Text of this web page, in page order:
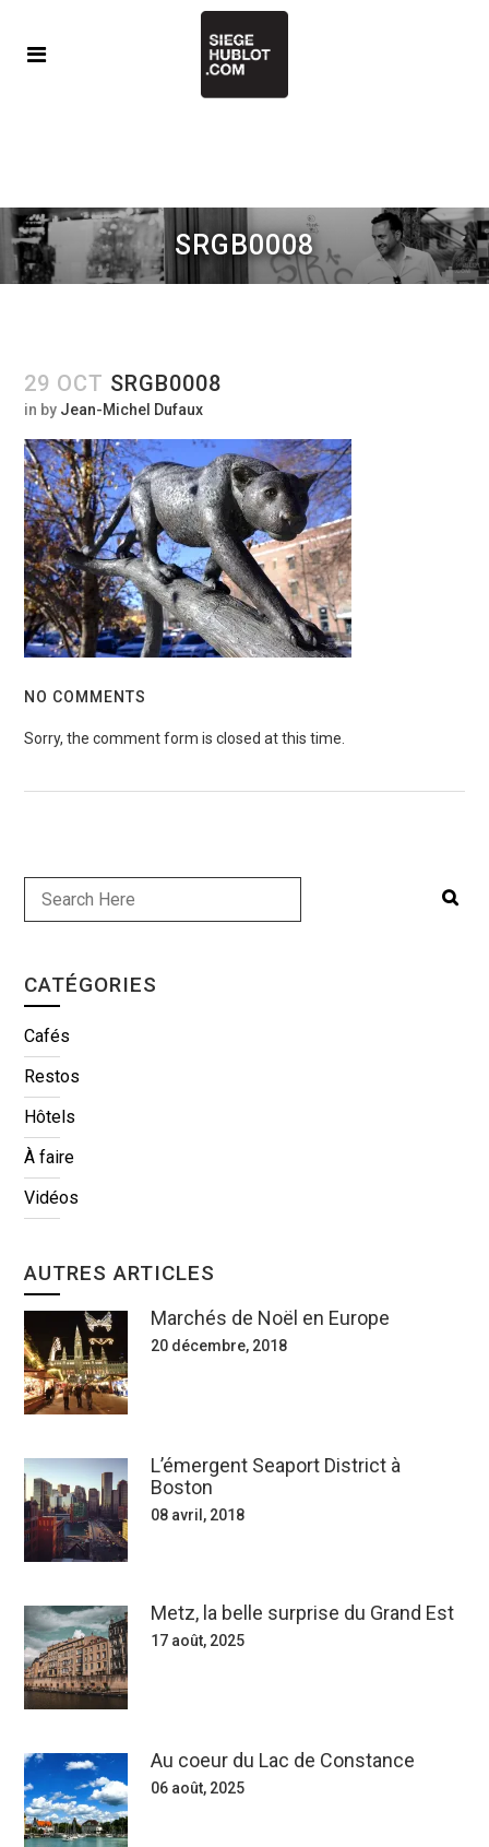
SRGB0008
29 OCT SRGB0008
in by Jean-Michel Dufaux
NO COMMENTS
Sorry, the comment form is closed at this time.
CATÉGORIES
Cafés
Restos
Hôtels
À faire
Vidéos
AUTRES ARTICLES
Marchés de Noël en Europe
20 décembre, 2018
L’émergent Seaport District à
Boston
08 avril, 2018
Metz, la belle surprise du Grand Est
17 août, 2025
Au coeur du Lac de Constance
06 août, 2025